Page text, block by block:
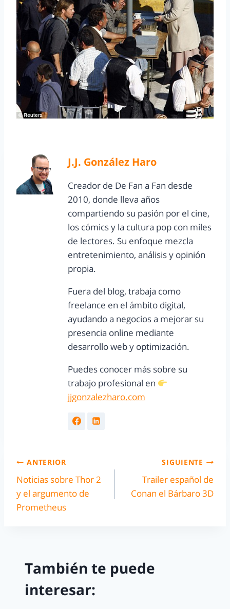
J.J. González Haro
Creador de De Fan a Fan desde
2010, donde lleva años
compartiendo su pasión por el cine,
los cómics y la cultura pop con miles
de lectores. Su enfoque mezcla
entretenimiento, análisis y opinión
propia.
Fuera del blog, trabaja como
freelance en el ámbito digital,
ayudando a negocios a mejorar su
presencia online mediante
desarrollo web y optimización.
Puedes conocer más sobre su
trabajo profesional en
jjgonzalezharo.com
ANTERIOR
Noticias sobre Thor 2
y el argumento de
Prometheus
SIGUIENTE
Trailer español de
Conan el Bárbaro 3D
También te puede
interesar: